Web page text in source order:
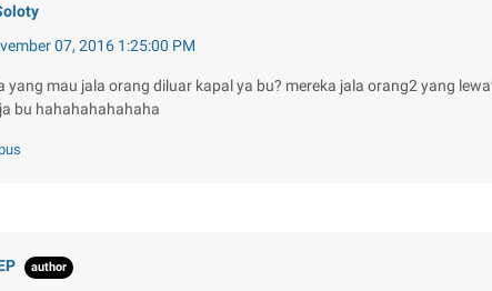
07, 2016 1:25:00 PM
yang mau jala orang diluar kapal ya bu? mereka jala orang2 yang
bu hahahahahahaha